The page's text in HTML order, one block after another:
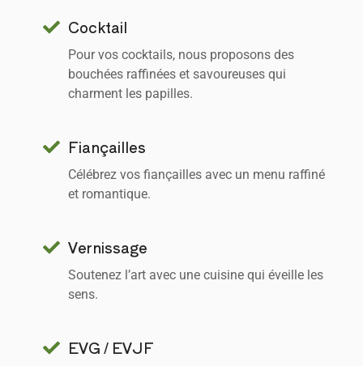
Cocktail
Pour vos cocktails, nous proposons des
bouchées raffinées et savoureuses qui
charment les papilles.
Fiançailles
Célébrez vos fiançailles avec un menu raffiné
et romantique.
Vernissage
Soutenez l’art avec une cuisine qui éveille les
sens.
EVG / EVJF